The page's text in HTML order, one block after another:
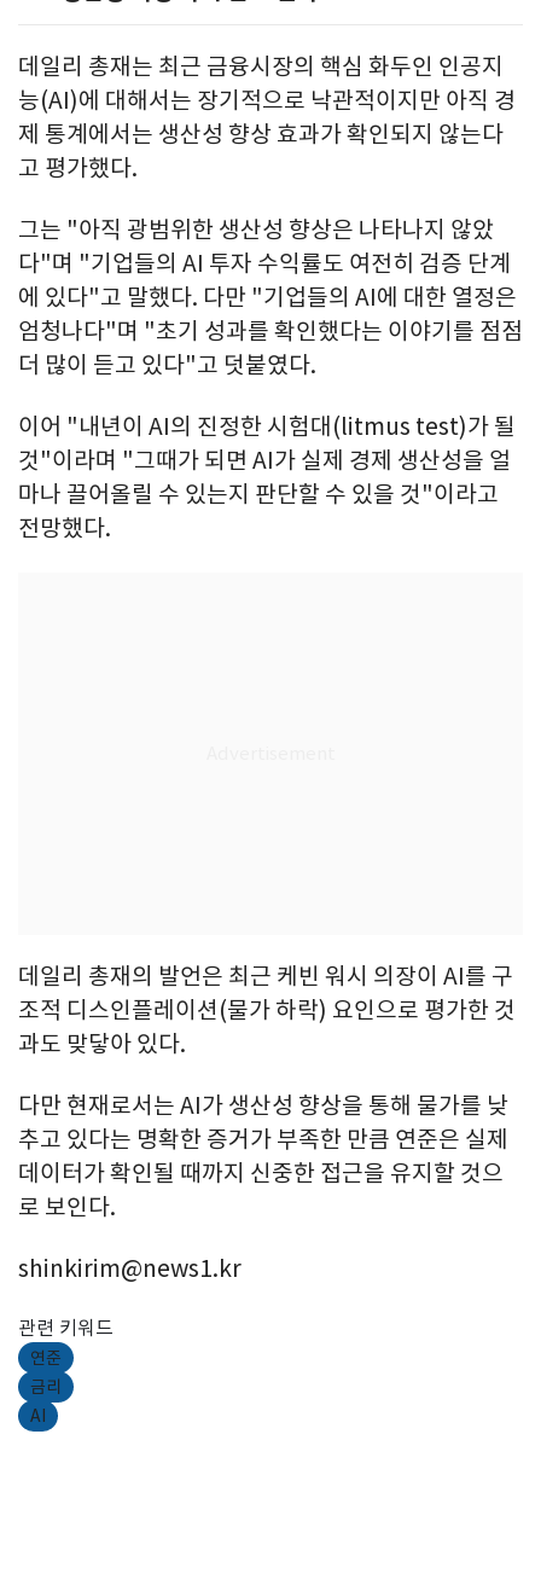
데일리 총재는 최근 금융시장의 핵심 화두인 인공지
능(AI)에 대해서는 장기적으로 낙관적이지만 아직 경
제 통계에서는 생산성 향상 효과가 확인되지 않는다
고 평가했다.
그는 "아직 광범위한 생산성 향상은 나타나지 않았
다"며 "기업들의 AI 투자 수익률도 여전히 검증 단계
에 있다"고 말했다. 다만 "기업들의 AI에 대한 열정은
엄청나다"며 "초기 성과를 확인했다는 이야기를 점점
더 많이 듣고 있다"고 덧붙였다.
이어 "내년이 AI의 진정한 시험대(litmus test)가 될
것"이라며 "그때가 되면 AI가 실제 경제 생산성을 얼
마나 끌어올릴 수 있는지 판단할 수 있을 것"이라고
전망했다.
데일리 총재의 발언은 최근 케빈 워시 의장이 AI를 구
조적 디스인플레이션(물가 하락) 요인으로 평가한 것
과도 맞닿아 있다.
다만 현재로서는 AI가 생산성 향상을 통해 물가를 낮
추고 있다는 명확한 증거가 부족한 만큼 연준은 실제
데이터가 확인될 때까지 신중한 접근을 유지할 것으
로 보인다.
shinkirim@news1.kr
관련 키워드
연준
금리
AI